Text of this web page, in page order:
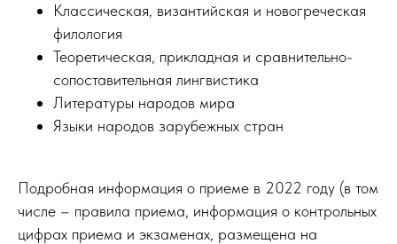
Классическая, византийская и новогреческая
филология
Теоретическая, прикладная и сравнительно-
сопоставительная лингвистика
Литературы народов мира
Языки народов зарубежных стран
Подробная информация о приеме в 2022 году (в том
числе – правила приема, информация о контрольных
цифрах приема и экзаменах, размещена на